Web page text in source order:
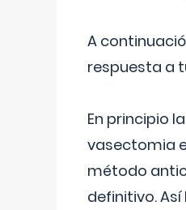
A
respuesta a
En principio la
vasectomia
método
definitivo.